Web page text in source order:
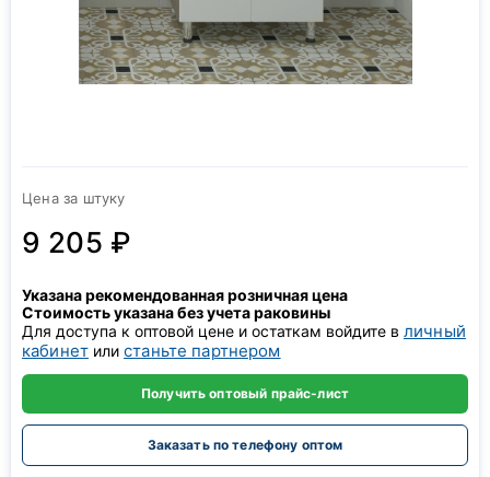
Цена за штуку
9 205 ₽
Указана рекомендованная розничная цена
Стоимость указана без учета раковины
Для доступа к оптовой цене и остаткам войдите в личный
кабинет илистаньте партнером
Получить оптовый прайс-лист
Заказать по телефону оптом